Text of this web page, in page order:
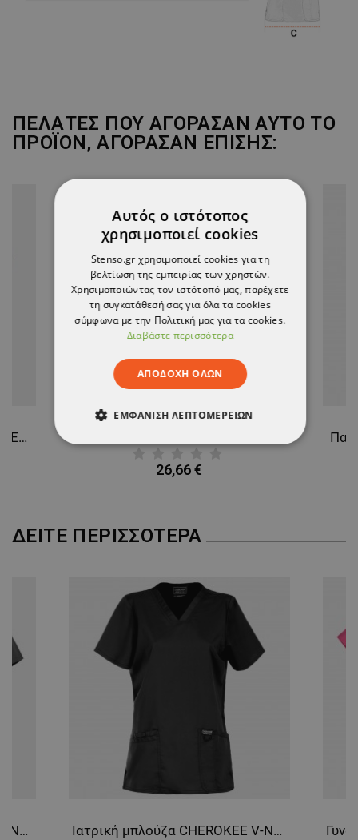
ΠΕΛΆΤΕΣ ΠΟΥ ΑΓΌΡΑΣΑΝ ΑΥΤΌ ΤΟ
ΠΡΟΪΌΝ, ΑΓΌΡΑΣΑΝ ΕΠΊΣΗΣ:
Γυναικεία ιατρική μπλούζα CHEROKEE V-NECK GREY WWE620
26,66 €
ΔΕΊΤΕ ΠΕΡΙΣΣΌΤΕΡΑ
Ιατρική μπλούζα CHEROKEE V-NECK GREY WWE670. Men's Ιατρική μπλούζα CHEROKEE V-NECK BLACK WWE620
Αυτός ο ιστότοπος
χρησιμοποιεί cookies
Stenso.gr χρησιμοποιεί cookies για τη
βελτίωση της εμπειρίας των χρηστών.
Χρησιμοποιώντας τον ιστότοπό μας, παρέχετε
τη συγκατάθεσή σας για όλα τα cookies
σύμφωνα με την Πολιτική μας για τα cookies.
Διαβάστε περισσότερα
ΑΠΟΔΟΧΉ ΌΛΩΝ
ΕΜΦΆΝΙΣΗ ΛΕΠΤΟΜΕΡΕΙΏΝ
ΑΠΟΛΎΤΩΣ ΑΠΑΡΑΊΤΗΤΑ
ΛΕΙΤΟΥΡΓΙΚΌΤΗΤΑΣ